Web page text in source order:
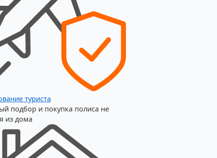
туриста
подбор и покупка полиса не
из дома